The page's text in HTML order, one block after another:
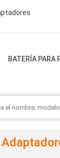
BATERÍA PARA